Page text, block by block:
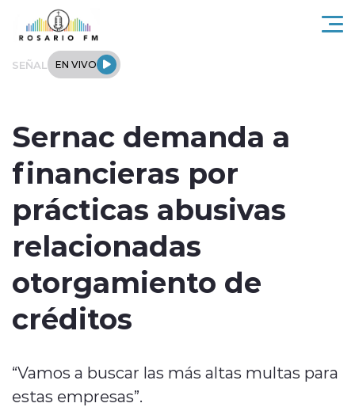
Click acá para ir directamente al contenido
SEÑAL EN VIVO
Regionales
Tendencias
Internacional
Deportes
Sernac demanda a
financieras por
prácticas abusivas
relacionadas
otorgamiento de
créditos
“Vamos a buscar las más altas multas para
estas empresas”.